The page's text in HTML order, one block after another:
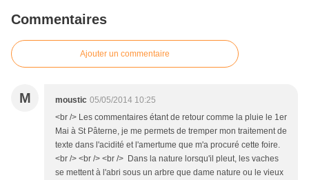
Commentaires
Ajouter un commentaire
M moustic 05/05/2014 10:25
<br /> Les commentaires étant de retour comme la pluie le 1er
Mai à St Pâterne, je me permets de tremper mon traitement de
texte dans l'acidité et l'amertume que m'a procuré cette foire.
<br /> <br /> <br /> Dans la nature lorsqu'il pleut, les vaches
se mettent à l'abri sous un arbre que dame nature ou le vieux